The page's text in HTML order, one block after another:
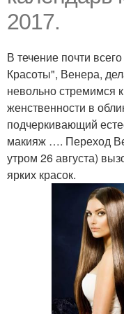
2017.
В течение почти
Красоты", Венера,
невольно стремимся
женственности в
подчеркивающий
макияж …. Переход
утром 26 августа)
ярких красок.